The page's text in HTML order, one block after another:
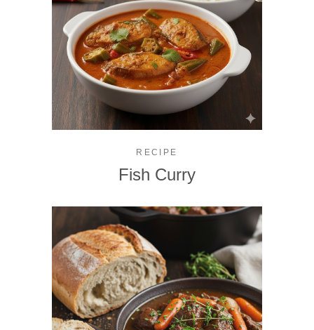
RECIPE
Fish Curry